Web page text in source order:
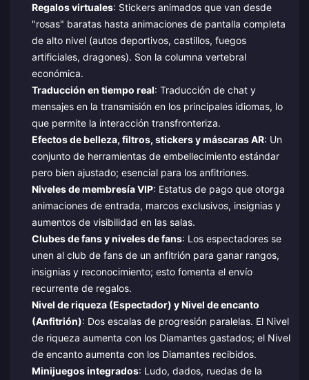
Regalos virtuales: Stickers animados que van desde
"rosas" baratas hasta animaciones de pantalla completa
de alto nivel (autos deportivos, castillos, fuegos
artificiales, dragones). Son la columna vertebral
económica.
Traducción en tiempo real: Traducción de chat y
mensajes en la transmisión en los principales idiomas, lo
que permite la interacción transfronteriza.
Efectos de belleza, filtros, stickers y máscaras AR: Un
conjunto de herramientas de embellecimiento estándar
pero bien ajustado; esencial para los anfitriones.
Niveles de membresía VIP: Estatus de pago que otorga
animaciones de entrada, marcos exclusivos, insignias y
aumentos de visibilidad en las salas.
Clubes de fans y niveles de fans: Los espectadores se
unen al club de fans de un anfitrión para ganar rangos,
insignias y reconocimiento; esto fomenta el envío
recurrente de regalos.
Nivel de riqueza (Espectador) y Nivel de encanto
(Anfitrión): Dos escalas de progresión paralelas. El Nivel
de riqueza aumenta con los Diamantes gastados; el Nivel
de encanto aumenta con los Diamantes recibidos.
Minijuegos integrados: Ludo, dados, ruedas de la